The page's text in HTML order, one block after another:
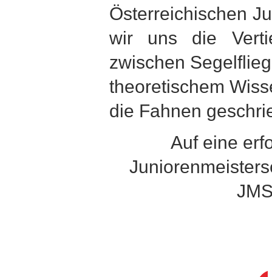
Österreichischen
wir uns die
zwischen
theoretischem
die Fahnen
Auf eine